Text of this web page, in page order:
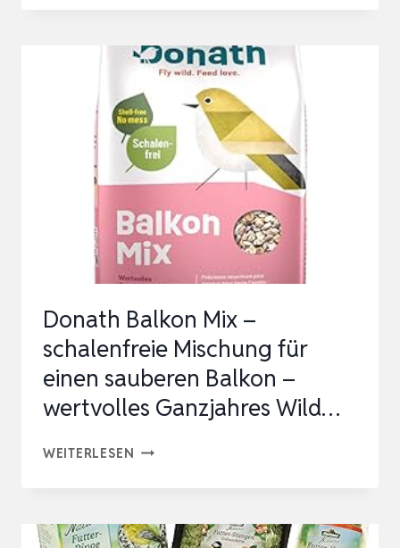
WILDVOGELFUTTER,
STREUFUTTER
SCHALENFREI,
GANZJAHRESFUTTER
PROTEINREICH
/
E…
Donath Balkon Mix –
schalenfreie Mischung für
einen sauberen Balkon –
wertvolles Ganzjahres Wild…
WEITERLESEN DONATH
–